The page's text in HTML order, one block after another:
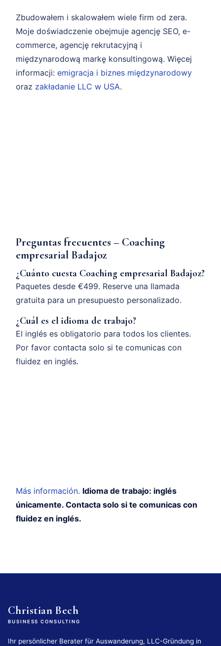
Zbudowałem i skalowałem wiele firm od zera.
Moje doświadczenie obejmuje agencję SEO, e-
commerce, agencję rekrutacyjną i
międzynarodową markę konsultingową. Więcej
informacji: emigracja i biznes międzynarodowy
oraz zakładanie LLC w USA.
Preguntas frecuentes – Coaching
empresarial Badajoz
¿Cuánto cuesta Coaching empresarial Badajoz?
Paquetes desde €499. Reserve una llamada
gratuita para un presupuesto personalizado.
¿Cuál es el idioma de trabajo?
El inglés es obligatorio para todos los clientes.
Por favor contacta solo si te comunicas con
fluidez en inglés.
Más información. Idioma de trabajo: inglés
únicamente. Contacta solo si te comunicas con
fluidez en inglés.
Christian Bech
BUSINESS CONSULTING
Ihr persönlicher Berater für Auswanderung, LLC-Gründung in